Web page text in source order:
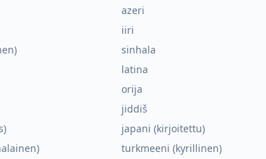
azeri
iiri
sinhala
latina
orija
jiddiš
japani (kirjoitettu)
turkmeeni (kyrillinen)